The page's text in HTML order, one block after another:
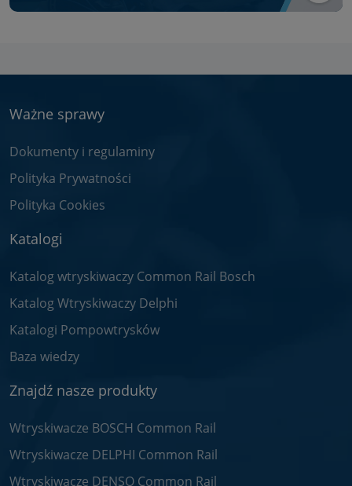
Ważne sprawy
Dokumenty i regulaminy
Polityka Prywatności
Polityka Cookies
Katalogi
Katalog wtryskiwaczy Common Rail Bosch
Katalog Wtryskiwaczy Delphi
Katalogi Pompowtrysków
Baza wiedzy
Znajdź nasze produkty
Wtryskiwacze BOSCH Common Rail
Wtryskiwacze DELPHI Common Rail
Wtryskiwacze DENSO Common Rail